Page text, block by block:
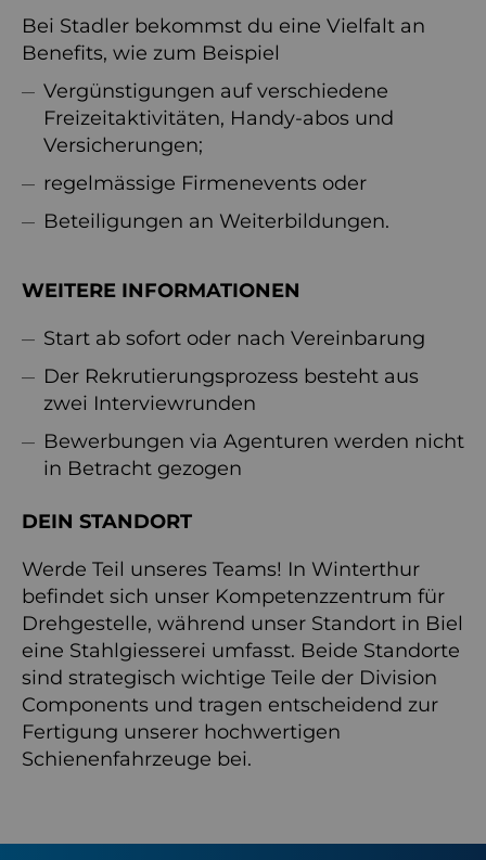
Bei Stadler bekommst du eine Vielfalt an
Benefits, wie zum Beispiel
Vergünstigungen auf verschiedene
Freizeitaktivitäten, Handy-abos und
Versicherungen;
regelmässige Firmenevents oder
Beteiligungen an Weiterbildungen.
WEITERE INFORMATIONEN
Start ab sofort oder nach Vereinbarung
Der Rekrutierungsprozess besteht aus
zwei Interviewrunden
Bewerbungen via Agenturen werden nicht
in Betracht gezogen
DEIN STANDORT
Werde Teil unseres Teams! In Winterthur
befindet sich unser Kompetenzzentrum für
Drehgestelle, während unser Standort in Biel
eine Stahlgiesserei umfasst. Beide Standorte
sind strategisch wichtige Teile der Division
Components und tragen entscheidend zur
Fertigung unserer hochwertigen
Schienenfahrzeuge bei.